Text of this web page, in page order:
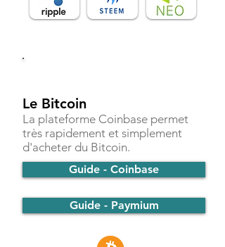
Le Bitcoin
La plateforme Coinbase permet
très rapidement et simplement
d'acheter du Bitcoin.
Guide - Coinbase
Guide - Paymium